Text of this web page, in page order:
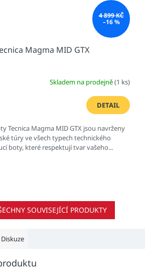
4 899 KČ
–16 %
Magma MID GTX
Skladem na prodejně(1 ks)
DETAIL
Tecnica Magma MID GTX jsou navrženy
túry ve všech typech technického
boty, které respektují tvar vašeho...
SOUVISEJÍCÍ PRODUKTY
Diskuze